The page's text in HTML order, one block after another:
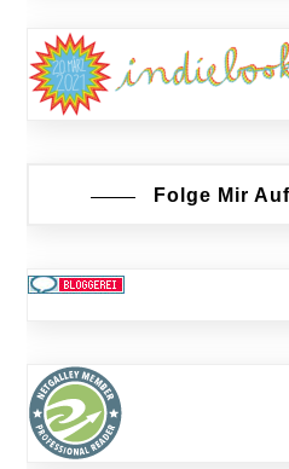
Folge Mir